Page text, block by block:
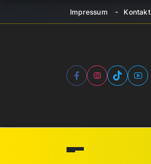
Impressum Kontakt